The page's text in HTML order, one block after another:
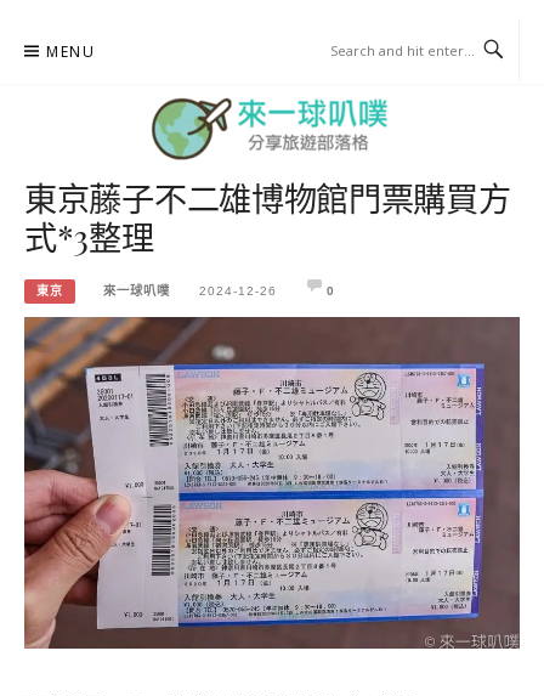
MENU
來一球叭噗
分享日本自助部落格
東京藤子不二雄博物館門票購買方
式*3整理
東京 來一球叭噗 2024-12-26 0